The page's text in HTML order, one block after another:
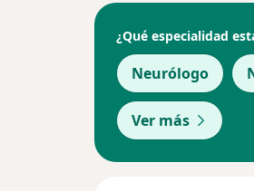
¿Qué especialidad
Neurólogo
Ver más